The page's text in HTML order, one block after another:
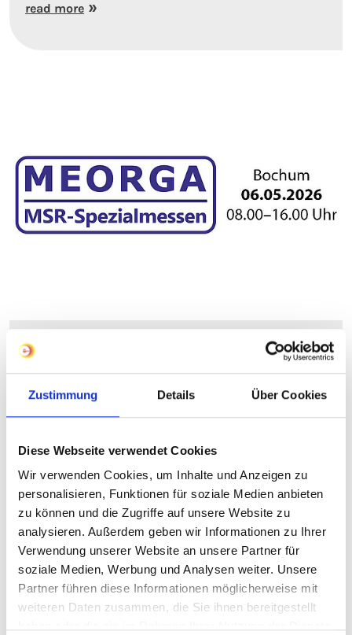
Zustimmung Details Über Cookies
Diese Webseite verwendet Cookies
Wir verwenden Cookies, um Inhalte und Anzeigen zu
personalisieren, Funktionen für soziale Medien anbieten
zu können und die Zugriffe auf unsere Website zu
analysieren. Außerdem geben wir Informationen zu Ihrer
Verwendung unserer Website an unsere Partner für
soziale Medien, Werbung und Analysen weiter. Unsere
Partner führen diese Informationen möglicherweise mit
weiteren Daten zusammen, die Sie ihnen bereitgestellt
read more
The next MEORGA is coming up
On Wednesday 6 May 2026, we warmly invite you to
MEORGA in Bochum from 8.00 am to 4.00 pm.
read more